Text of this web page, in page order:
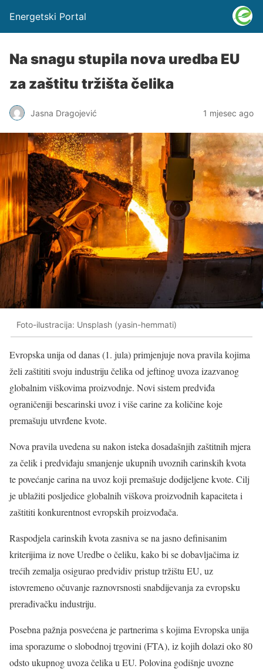
Energetski Portal
Na snagu stupila nova uredba EU
za zaštitu tržišta čelika
Jasna Dragojević 1 mjesec ago
Foto-ilustracija: Unsplash (yasin-hemmati)
Evropska unija od danas (1. jula) primjenjuje nova pravila kojima
želi zaštititi svoju industriju čelika od jeftinog uvoza izazvanog
globalnim viškovima proizvodnje. Novi sistem predviđa
ograničeniji bescarinski uvoz i više carine za količine koje
premašuju utvrđene kvote.
Nova pravila uvedena su nakon isteka dosadašnjih zaštitnih mjera
za čelik i predviđaju smanjenje ukupnih uvoznih carinskih kvota
te povećanje carina na uvoz koji premašuje dodijeljene kvote. Cilj
je ublažiti posljedice globalnih viškova proizvodnih kapaciteta i
zaštititi konkurentnost evropskih proizvođača.
Raspodjela carinskih kvota zasniva se na jasno definisanim
kriterijima iz nove Uredbe o čeliku, kako bi se dobavljačima iz
trećih zemalja osigurao predvidiv pristup tržištu EU, uz
istovremeno očuvanje raznovrsnosti snabdijevanja za evropsku
prerađivačku industriju.
Posebna pažnja posvećena je partnerima s kojima Evropska unija
ima sporazume o slobodnoj trgovini (FTA), iz kojih dolazi oko 80
odsto ukupnog uvoza čelika u EU. Polovina godišnje uvozne